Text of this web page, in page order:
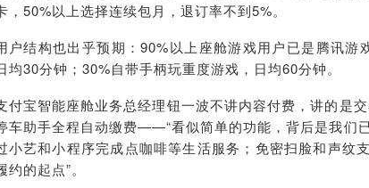
，50%以上选择连续包月， 退订率不到5%。
户结构也出乎预期：90%以上座舱游戏用户已是腾讯游
均30分钟；30%自带手柄玩重度游戏，日均60分钟。
付宝智能座舱业务总经理钮一波不讲内容付费，讲的是
车助手全程自动缴费——“看似简单的功能，背后是我们
小艺和小程序完成点咖啡等生活服务； 免密扫脸和声纹
约的起点”。